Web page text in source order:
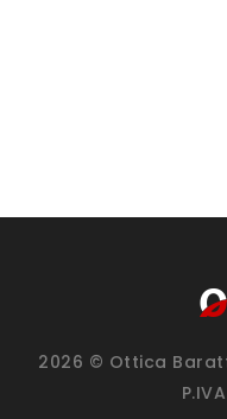
2026 © Ottica